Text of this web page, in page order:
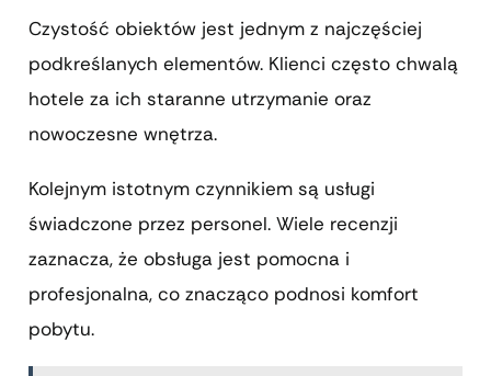
Czystość obiektów jest jednym z najczęściej
podkreślanych elementów. Klienci często chwalą
hotele za ich staranne utrzymanie oraz
nowoczesne wnętrza.
Kolejnym istotnym czynnikiem są usługi
świadczone przez personel. Wiele recenzji
zaznacza, że obsługa jest pomocna i
profesjonalna, co znacząco podnosi komfort
pobytu.